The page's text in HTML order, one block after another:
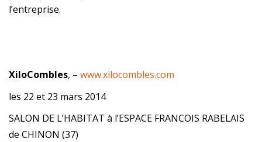
l’entreprise.
XiloCombles, – www.xilocombles.com
les 22 et 23 mars 2014
SALON DE L’HABITAT à l’ESPACE FRANCOIS RABELAIS
de CHINON (37)